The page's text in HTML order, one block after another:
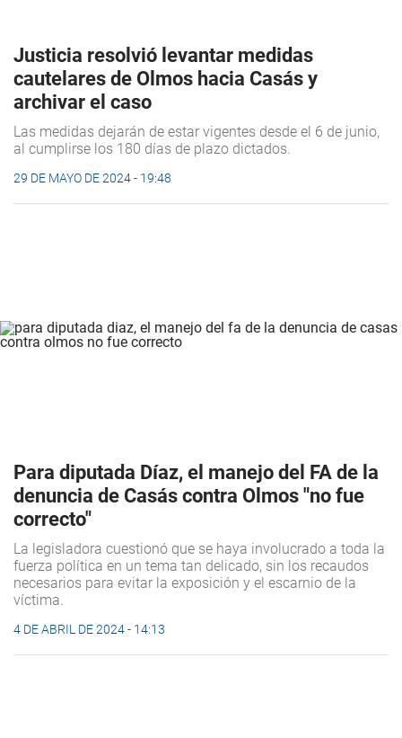
Justicia resolvió levantar medidas
cautelares de Olmos hacia Casás y
archivar el caso
Las medidas dejarán de estar vigentes desde el 6 de junio,
al cumplirse los 180 días de plazo dictados.
29 DE MAYO DE 2024 - 19:48
Para diputada Díaz, el manejo del FA de la
denuncia de Casás contra Olmos "no fue
correcto"
La legisladora cuestionó que se haya involucrado a toda la
fuerza política en un tema tan delicado, sin los recaudos
necesarios para evitar la exposición y el escarnio de la
víctima.
4 DE ABRIL DE 2024 - 14:13